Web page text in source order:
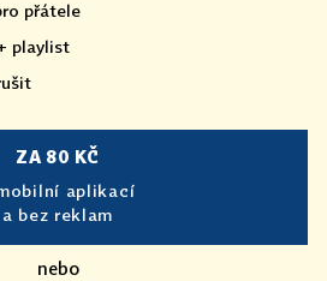
přátele
playlist
ZA 80 KČ
aplikací
a bez reklam
nebo